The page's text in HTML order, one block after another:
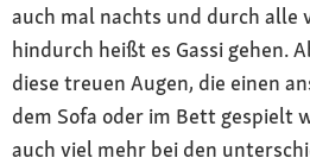
auch mal nachts und durch alle
hindurch heißt es Gassi gehen.
diese treuen Augen, die einen
dem Sofa oder im Bett gespielt
auch viel mehr bei den